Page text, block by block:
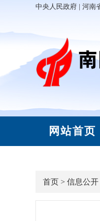
中央人民政府 河南
网站首页
首页 > 信息公开